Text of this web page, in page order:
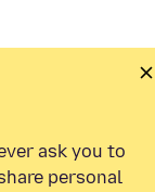
ask you to
personal